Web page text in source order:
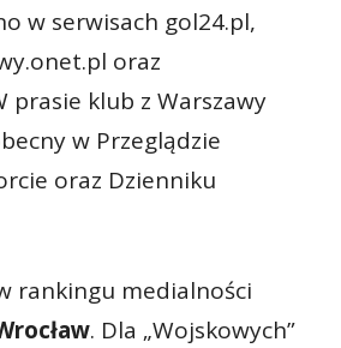
w serwisach gol24.pl,
oraz
prasie klub z Warszawy
w Przeglądzie
oraz Dzienniku
rankingu medialności
. Dla „Wojskowych”